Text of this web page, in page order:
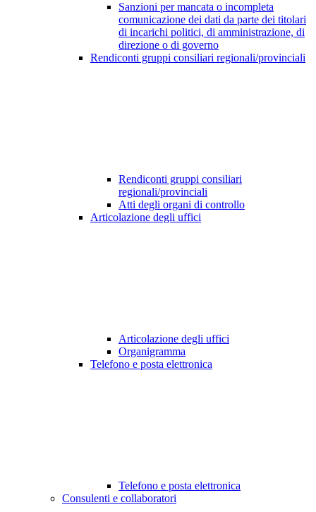
Sanzioni per mancata o incompleta
comunicazione dei dati da parte dei titolari
di incarichi politici, di amministrazione, di
direzione o di governo
Rendiconti gruppi consiliari regionali/provinciali
Rendiconti gruppi consiliari
regionali/provinciali
Atti degli organi di controllo
Articolazione degli uffici
Articolazione degli uffici
Organigramma
Telefono e posta elettronica
Telefono e posta elettronica
Consulenti e collaboratori